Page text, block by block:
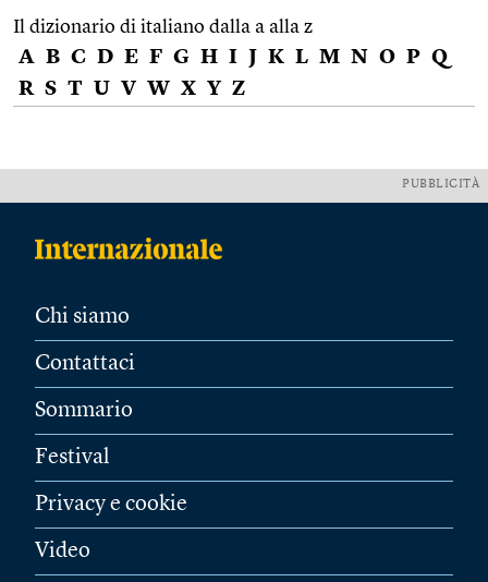
Il dizionario di italiano dalla a alla z
A B C D E F G H I J K L M N O P Q
R S T U V W X Y Z
PUBBLICITÀ
Chi siamo
Contattaci
Sommario
Festival
Privacy e cookie
Video